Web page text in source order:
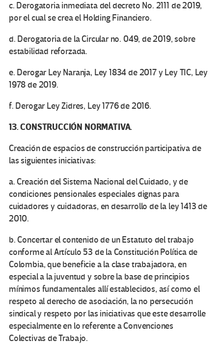
c. Derogatoria inmediata del decreto No. 2111 de 2019,
por el cual se crea el Holding Financiero.
d. Derogatoria de la Circular no. 049, de 2019, sobre
estabilidad reforzada.
e. Derogar Ley Naranja, Ley 1834 de 2017 y Ley TIC, Ley
1978 de 2019.
f. Derogar Ley Zidres, Ley 1776 de 2016.
13. CONSTRUCCIÓN NORMATIVA.
Creación de espacios de construcción participativa de
las siguientes iniciativas:
a. Creación del Sistema Nacional del Cuidado, y de
condiciones pensionales especiales dignas para
cuidadores y cuidadoras, en desarrollo de la ley 1413 de
2010.
b. Concertar el contenido de un Estatuto del trabajo
conforme al Artículo 53 de la Constitución Política de
Colombia, que beneficie a la clase trabajadora, en
especial a la juventud y sobre la base de principios
mínimos fundamentales allí establecidos, así como el
respeto al derecho de asociación, la no persecución
sindical y respeto por las iniciativas que este desarrolle
especialmente en lo referente a Convenciones
Colectivas de Trabajo.